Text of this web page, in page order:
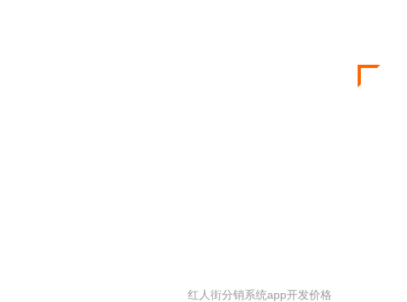
红人街分销系统app开发价格